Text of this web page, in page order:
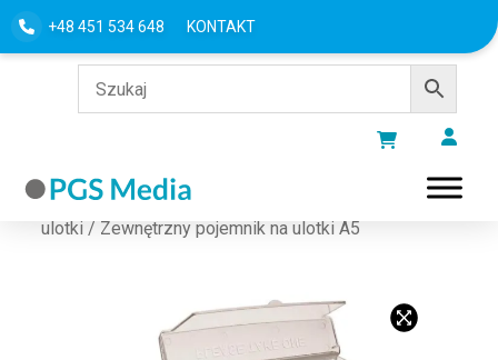
+48 451 534 648 KONTAKT
Strona główna/Stojaki
ulotki / Zewnętrzny pojemnik na ulotki A5